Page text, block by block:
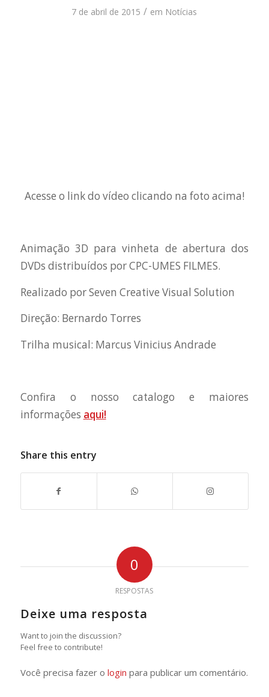
7 de abril de 2015 / em Notícias
Acesse o link do vídeo clicando na foto acima!
Animação 3D para vinheta de abertura dos
DVDs distribuídos por CPC-UMES FILMES.
Realizado por Seven Creative Visual Solution
Direção: Bernardo Torres
Trilha musical: Marcus Vinicius Andrade
Confira o nosso catalogo e maiores
informações aqui!
Share this entry
0
RESPOSTAS
Deixe uma resposta
Want to join the discussion?
Feel free to contribute!
Você precisa fazer o login para publicar um comentário.